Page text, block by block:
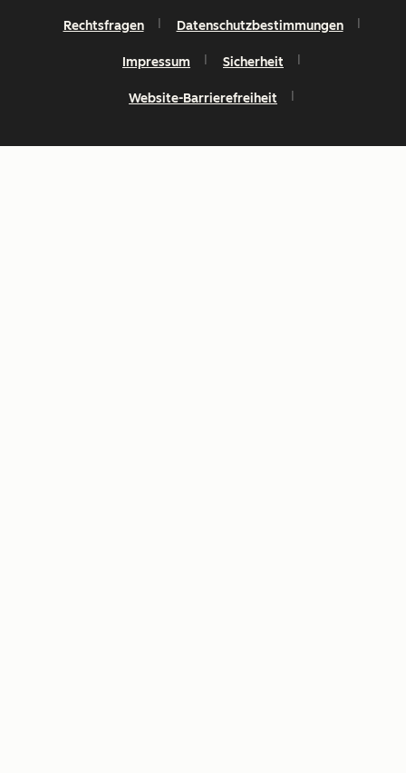
Rechtsfragen Datenschutzbestimmungen
Impressum Sicherheit
Website-Barrierefreiheit